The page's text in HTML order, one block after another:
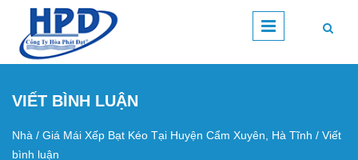
Nhảy đến nội dung
VIẾT BÌNH LUẬN
Bạn đang ở đây
Nhà / Giá Mái Xếp Bạt Kéo Tại Huyện Cẩm Xuyên, Hà Tĩnh / Viết
bình luận